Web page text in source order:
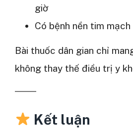
giờ
Có bệnh nền tim mạch
Bài thuốc dân gian chỉ
không thay thế điều trị y
Kết luận